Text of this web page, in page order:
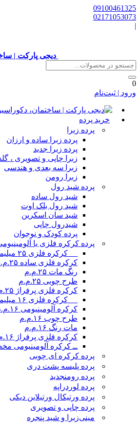
09100461325
02171053073
|
دیجی پارکت |
0
ورود | ثبت‌نام
خرید پرده
پرده زبرا
پرده زبرا ساده و ارزان
پرده زبرا جدید
زبرا چاپی و تصویری ،
زبرا سه بعدی و هندسی
زبرا رومن
پرده شید رول
شید رول ساده
شید رول بلک اوت
شید سان اسکرین
شیدرول چاپی
پرده کودک و نوجوان
پرده کرکره فلزی یا
__ کرکره فلزی ۲۵ میلیمتری
کرکره فلزی ساده ۲۵.م.م
رنگ مات ۲۵.م.م
طرح چوبی ۲۵.م.م
کرکره فلزی پرفراژ ۲۵.م.م
__ کرکره فلزی ۱۶ میلیمتری
کرکره آلومینیومی ۱۶.م.م ساده
طرح چوب ۱۶.م.م
مات رنگ ۱۶.م.م
کرکره فلزی پرفراژ ۱۶.م.م
ــ کرکره آلومینیومی
پرده کرکره ای چوبی
پرده پلیسه پشت دری
پرده رومنجدید
پرده لوردراپه
پرده ورتیکال ورتیلاین دیکی
پرده چاپی و تصویری
مینی‌زبرا و شید پنجره